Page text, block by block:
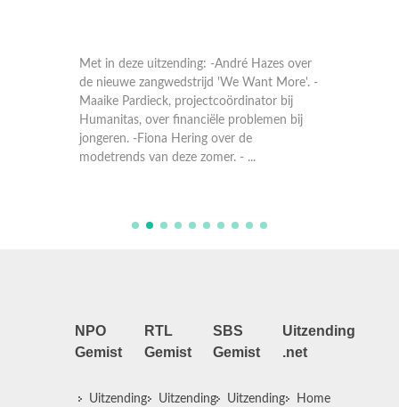
Met in deze uitzending: -André Hazes over
de nieuwe zangwedstrijd 'We Want More'. -
Maaike Pardieck, projectcoördinator bij
Humanitas, over financiële problemen bij
jongeren. -Fiona Hering over de
modetrends van deze zomer. - ...
NPO
Gemist
Uitzending
RTL
Gemist
Uitzending
SBS
Gemist
Uitzending
Uitzending
.net
Home